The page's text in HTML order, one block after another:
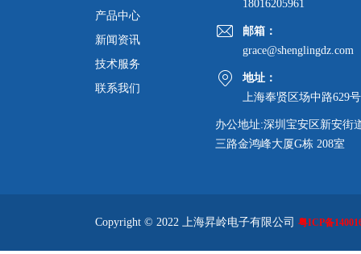
产品中心
新闻资讯
技术服务
联系我们
18016205961
邮箱：
grace@shenglingdz.com
地址：
上海奉贤区场中路629号
办公地址:深圳宝安区新安街
三路金鸿峰大厦G栋 208室
Copyright © 2022 上海昇岭电子有限公司 粤ICP备